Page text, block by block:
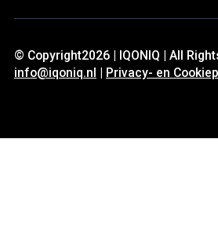
© Copyright2026 | IQONIQ | All
info@iqoniq.nl | Privacy- en